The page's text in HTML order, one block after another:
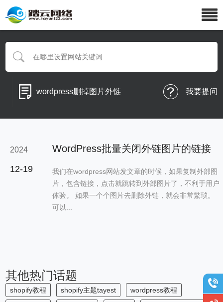
wordpress删掉图片外链 我要提问
2024
12-19
WordPress批量关闭外链图片的链接
我们在wordpress网站发文章的时候，如果复制外部图
片，包含链接，点击就跳转到外部图片了，不利于用户
体验。 如果一个个图片去删除外链，就会非常繁琐。
可以...
其他热门话题
shopify教程 shopify主题tayest wordpress教程